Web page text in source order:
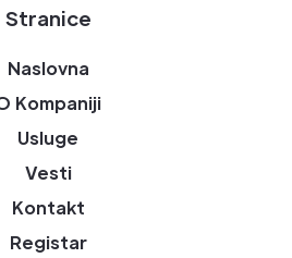
Stranice
Naslovna
Kompaniji
Usluge
Vesti
Kontakt
Registar